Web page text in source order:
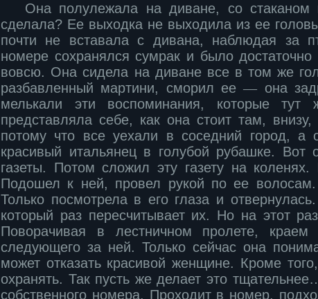
Она полулежала на диване, со стаканом
сделала? Ее выходка не выходила из ее
почти не вставала с дивана, наблюдая за
номере сохранялся сумрак и было достаточно
вовсю. Она сидела на диване все в том же
разбавленный мартини, сморил ее― она
мелькали эти воспоминания, которые
представляла себе, как она стоит там,
потому что все уехали в соседний город, а
красивый итальянец в голубой рубашке. Вот
газеты. Потом сложил эту газету на
Подошел к ней, провел рукой по ее
Только посмотрела в его глаза и
который раз пересчитывает их. Но на этот
Поворачивая в лестничном пролете,
следующего за ней. Только сейчас она
может отказать красивой женщине. Кроме
охранять. Так пусть же делает это
собственного номера. Проходит в номер,